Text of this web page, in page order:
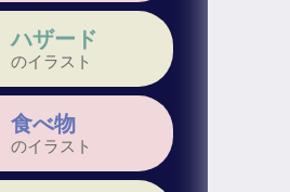
ハザード
のイラスト
食べ物
のイラスト